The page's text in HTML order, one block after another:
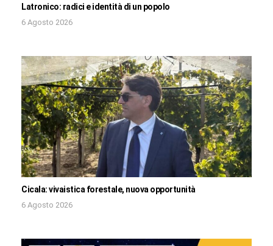
Latronico: radici e identità di un popolo
6 Agosto 2026
Cicala: vivaistica forestale, nuova opportunità
6 Agosto 2026